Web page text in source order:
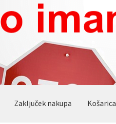
Zaključek nakupa Košarica